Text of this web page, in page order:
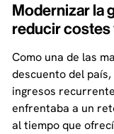
Modernizar la
reducir costes
Como una de las
descuento del
ingresos
enfrentaba a un
al tiempo que